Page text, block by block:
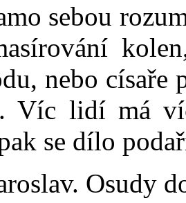
sebou
nebo císaře
Víc lidí má
se dílo
Osudy